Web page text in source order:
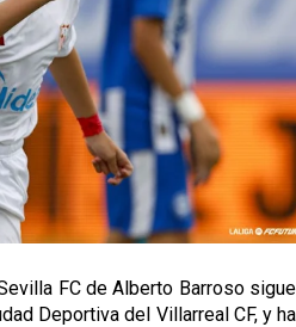
Italia para firmar su nuevo
para reforzar el centro
su traspaso al Genoa
lista para salir
FC de Alberto Barroso sigue
Deportiva del Villarreal CF, y ha